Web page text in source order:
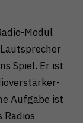
Modul
Spiel. Er ist
Aufgabe ist
Radios